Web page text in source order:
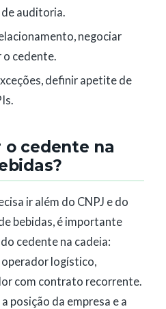
auditoria.
negociar
o cedente.
definir apetite de
o cedente na
ir além do CNPJ e do
bebidas, é importante
cedente na cadeia:
logístico,
com contrato recorrente.
posição da empresa e a